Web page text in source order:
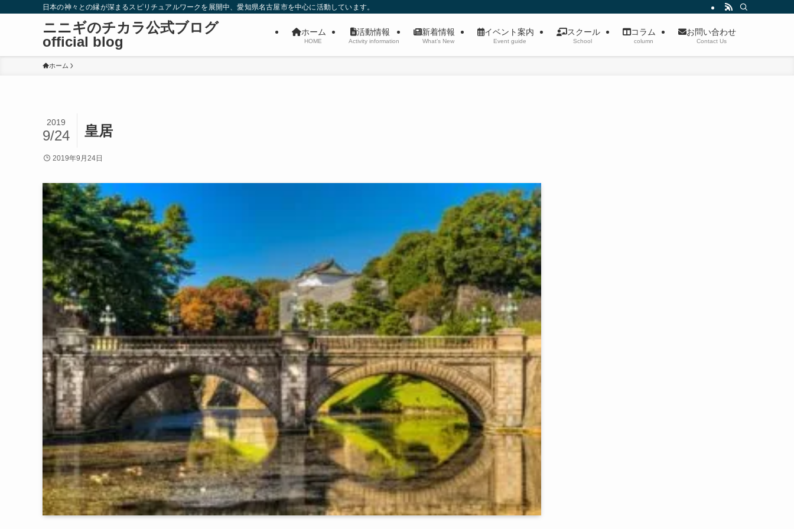
日本の神々との縁が深まるスピリチュアルワークを展開中、愛知県名古屋市を中心に活動しています。
ニニギのチカラ公式ブログ
official blog
ホーム
HOME
活動情報
Activity information
新着情報
What’s New
イベント案内
Event guide
スクール
School
コラム
column
お問い合わせ
Contact Us
ホーム
皇居
2019
9/24
2019年9月24日